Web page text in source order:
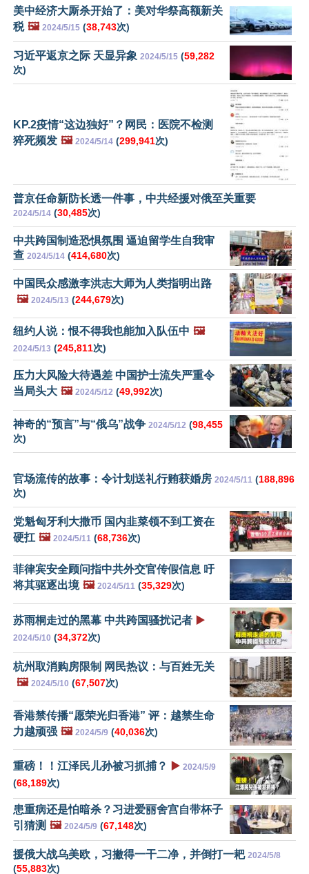
美中经济大厮杀开始了：美对华祭高额新关
税 🖼️ 2024/5/15 (38,743次)
习近平返京之际 天显异象 2024/5/15 (59,282
次)
KP.2疫情“这边独好”？网民：医院不检测
猝死频发 🖼️ 2024/5/14 (299,941次)
普京任命新防长透一件事，中共经援对俄至关重要
2024/5/14 (30,485次)
中共跨国制造恐惧氛围 逼迫留学生自我审
查 2024/5/14 (414,680次)
中国民众感激李洪志大师为人类指明出路
🖼️ 2024/5/13 (244,679次)
纽约人说：恨不得我也能加入队伍中 🖼️
2024/5/13 (245,811次)
压力大风险大待遇差 中国护士流失严重令
当局头大 🖼️ 2024/5/12 (49,992次)
神奇的“预言”与“俄乌”战争 2024/5/12 (98,455
次)
官场流传的故事：令计划送礼行贿获婚房 2024/5/11 (188,896
次)
党魁匈牙利大撒币 国内韭菜领不到工资在
硬扛 🖼️ 2024/5/11 (68,736次)
菲律宾安全顾问指中共外交官传假信息 吁
将其驱逐出境 🖼️ 2024/5/11 (35,329次)
苏雨桐走过的黑幕 中共跨国骚扰记者 ▶️
2024/5/10 (34,372次)
杭州取消购房限制 网民热议：与百姓无关
🖼️ 2024/5/10 (67,507次)
香港禁传播“愿荣光归香港” 评：越禁生命
力越顽强 🖼️ 2024/5/9 (40,036次)
重磅！！江泽民儿孙被习抓捕？ ▶️ 2024/5/9
(68,189次)
患重病还是怕暗杀？习进爱丽舍宫自带杯子
引猜测 🖼️ 2024/5/9 (67,148次)
援俄大战乌美欧，习撇得一干二净，并倒打一耙 2024/5/8
(55,883次)